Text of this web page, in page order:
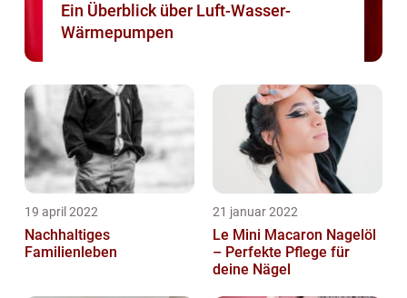
Ein Überblick über Luft-Wasser-
Wärmepumpen
19 april 2022
Nachhaltiges
Familienleben
21 januar 2022
Le Mini Macaron Nagelöl
– Perfekte Pflege für
deine Nägel